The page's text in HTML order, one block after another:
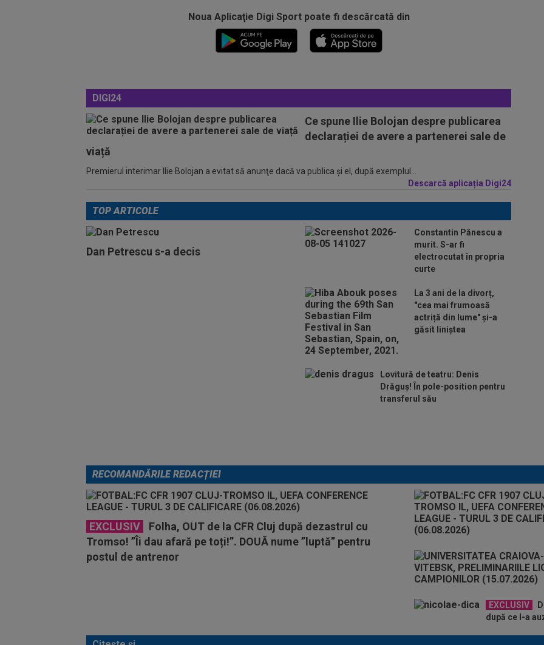
Noua Aplicaţie Digi Sport poate fi descărcată din
DIGI24
Ce spune Ilie Bolojan despre publicarea
declarației de avere a partenerei sale de
viață
Premierul interimar Ilie Bolojan a evitat să anunţe dacă va publica şi el, după exemplul...
Descarcă aplicația Digi24
TOP ARTICOLE
Dan Petrescu s-a decis
Constantin Pănescu a
murit. S-ar fi
electrocutat în propria
curte
La 3 ani de la divorț,
"cea mai frumoasă
actriță din lume" și-a
găsit liniștea
Lovitură de teatru: Denis
Drăguș! În pole-position pentru
transferul său
RECOMANDĂRILE REDACȚIEI
EXCLUSIV
Folha, OUT de la CFR Cluj după dezastrul cu
Tromso! ”Îi dau afară pe toți!”. DOUĂ nume ”luptă” pentru
postul de antrenor
EXCLUSIV
după ce l-a